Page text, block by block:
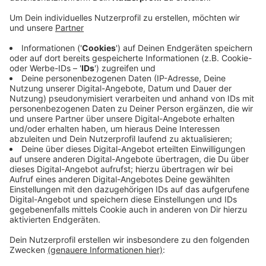
Anzeige
. Beim Parteitag in Berlin wurde sie von SPD-Chef Lars
Klingbeil und Bundestagspräsidentin Bärbel Bas
verabschiedet. Griese war 1995 mit 28 Jahren
erstmals in das Gremium gewählt worden – damals
war Helmut Kohl noch Bundeskanzler. Ihr
Bundestagsmandat behält Griese. Auch ihre Rolle als
Staatssekretärin führt sie fort. Der Schritt aus dem
Parteivorstand sei ein Beitrag zur Verjüngung der
Parteispitze, aber kein Abschied aus der Politik, sagte
Griese.
Anzeige